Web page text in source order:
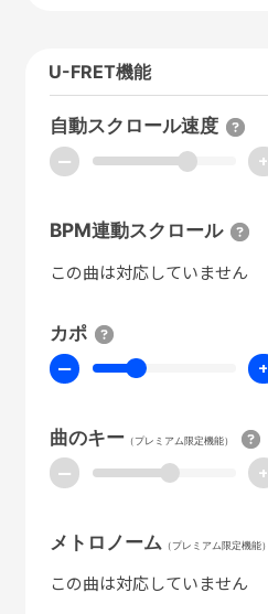
U-FRET機能
自動スクロール速度
ー +
BPM連動スクロール
この曲は対応していません
カポ
ー +
曲のキー（プレミアム限定機能）
ー +
メトロノーム （プレミアム限定機能）
この曲は対応していません